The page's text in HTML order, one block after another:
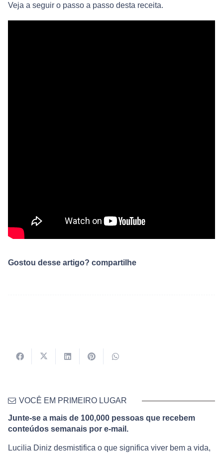
Veja a seguir o passo a passo desta receita.
Gostou desse artigo? compartilhe
VOCÊ EM PRIMEIRO LUGAR
Junte-se a mais de 100,000 pessoas que recebem
conteúdos semanais por e-mail.
Lucilia Diniz desmistifica o que significa viver bem a vida,